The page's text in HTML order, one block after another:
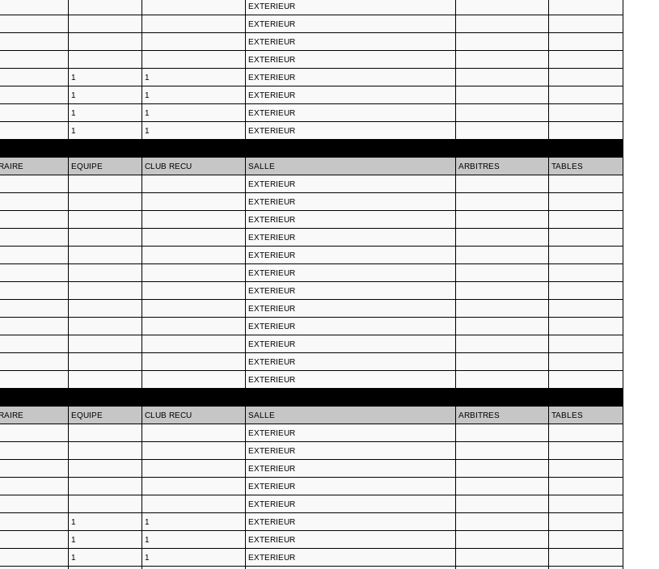
EXTERIEUR
EXTERIEUR
EXTERIEUR
EXTERIEUR
1 1
EXTERIEUR
1 1
EXTERIEUR
1 1
EXTERIEUR
1 1
EXTERIEUR
EQUIPE CLUB RECU SALLE ARBITRES
TABLES
EXTERIEUR
EXTERIEUR
EXTERIEUR
EXTERIEUR
EXTERIEUR
EXTERIEUR
EXTERIEUR
EXTERIEUR
EXTERIEUR
EXTERIEUR
EXTERIEUR
EXTERIEUR
EQUIPE CLUB RECU SALLE ARBITRES
TABLES
EXTERIEUR
EXTERIEUR
EXTERIEUR
EXTERIEUR
EXTERIEUR
1 1
EXTERIEUR
1 1
EXTERIEUR
1 1
EXTERIEUR